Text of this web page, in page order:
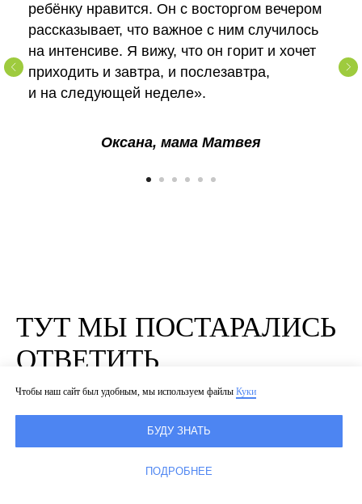
ребёнку нравится. Он с восторгом вечером
рассказывает, что важное с ним случилось
на интенсиве. Я вижу, что он горит и хочет
приходить и завтра, и послезавтра,
и на следующей неделе».
Оксана, мама Матвея
ТУТ МЫ ПОСТАРАЛИСЬ
ОТВЕТИТЬ
НА ВОПРОСЫ,
КОТОРЫЕ У ВАС МОГЛИ
ВОЗНИКНУТЬ:
Чтобы наш сайт был удобным, мы используем файлы Куки
БУДУ ЗНАТЬ
ПОДРОБНЕЕ